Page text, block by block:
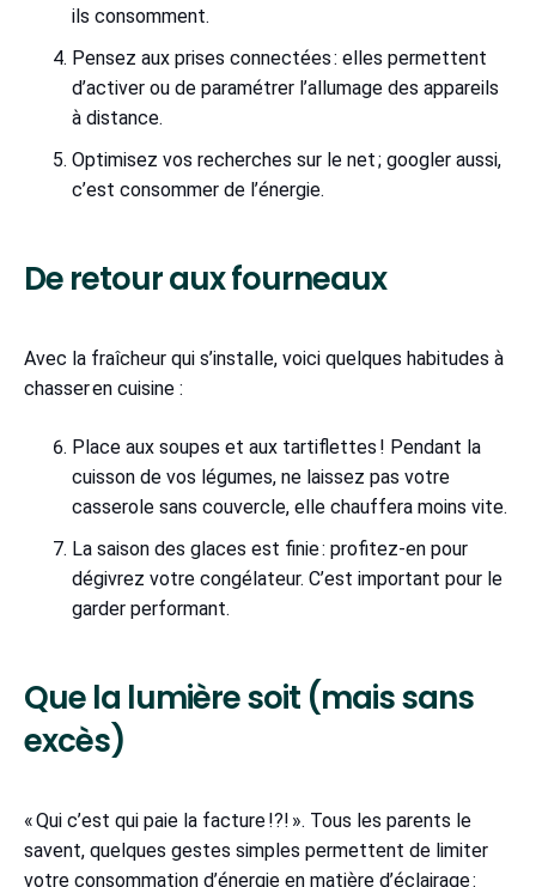
ils consomment.
Pensez aux prises connectées : elles permettent
d’activer ou de paramétrer l’allumage des appareils
à distance.
Optimisez vos recherches sur le net ; googler aussi,
c’est consommer de l’énergie.
De retour aux fourneaux
Avec la fraîcheur qui s’installe, voici quelques habitudes à
chasser en cuisine :
Place aux soupes et aux tartiflettes ! Pendant la
cuisson de vos légumes, ne laissez pas votre
casserole sans couvercle, elle chauffera moins vite.
La saison des glaces est finie : profitez-en pour
dégivrez votre congélateur. C’est important pour le
garder performant.
Que la lumière soit (mais sans
excès)
« Qui c’est qui paie la facture !?! ». Tous les parents le
savent, quelques gestes simples permettent de limiter
votre consommation d’énergie en matière d’éclairage :